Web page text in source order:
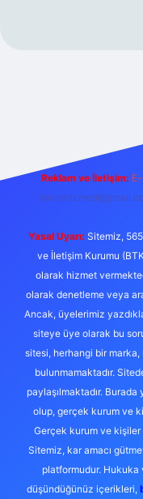
Reklam ve İletişim:
Yasal Uyarı: Sitemiz,
ve İletişim Kurumu
olarak hizmet
olarak denetleme veya
Ancak, üyelerimiz
siteye üye olarak bu
sitesi, herhangi bir marka,
bulunmamaktadır.
paylaşılmaktadır.
olup, gerçek kurum ve
Gerçek kurum ve
Sitemiz, kar amacı
platformudur. Hukuka
düşündüğünüz içerikleri,